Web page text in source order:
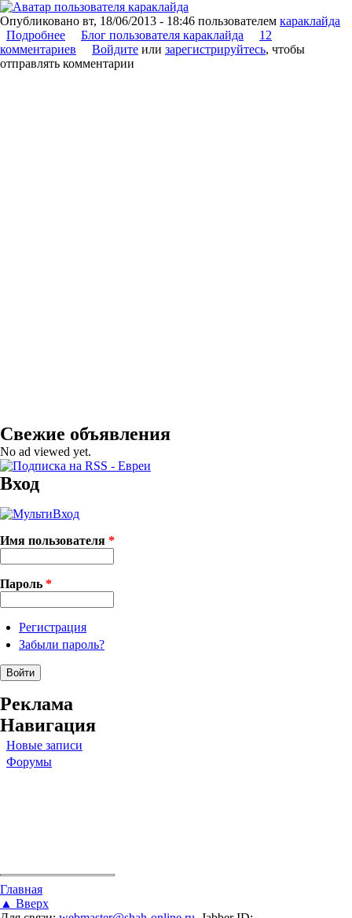
Опубликовано вт, 18/06/2013 - 18:46 пользователем караклайда
Подробнее о Если в кране нет воды...
Блог пользователя караклайда
12
комментариев
Войдите или зарегистрируйтесь, чтобы
отправлять комментарии
Свежие объявления
No ad viewed yet.
Вход
Имя пользователя *
Пароль *
Регистрация
Забыли пароль?
Реклама
Навигация
Новые записи
Форумы
Вы здесь
Главная
▲ Вверх